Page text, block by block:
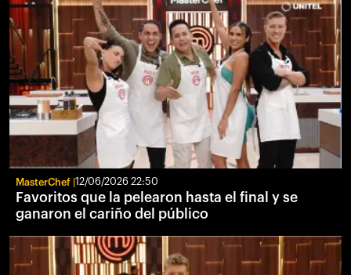
MasterChef 12/06/2026 22:50
Favoritos que la pelearon hasta el final y se
ganaron el cariño del público